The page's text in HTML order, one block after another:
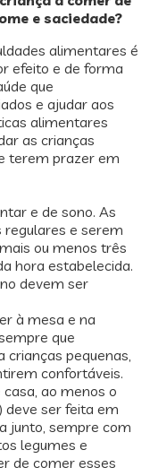
e saciedade?
alimentares é
efeito e de forma
que
e ajudar aos
alimentares
as crianças
terem prazer em
e de sono. As
e serem
ou menos três
hora estabelecida.
devem ser
à mesa e na
que
crianças pequenas,
confortáveis.
ao menos o
deve ser feita em
junto, sempre com
legumes e
de comer esses